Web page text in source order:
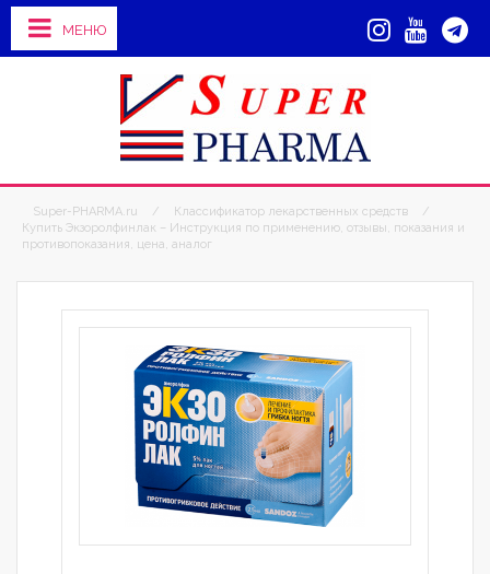
МЕНЮ
Super-PHARMA.ru / Классификатор лекарственных средств
/
Купить Экзоролфинлак – Инструкция по применению, отзывы, показания и
противопоказания, цена, аналог